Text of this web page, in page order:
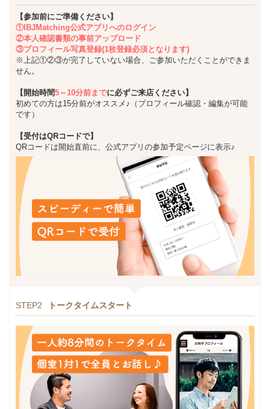
【参加前にご準備ください】
①IBJMatching公式アプリへのログイン
②本人確認書類の事前アップロード
③プロフィール写真登録(1枚登録必須となります)
※上記①②③が完了していない場合、ご参加いただくことができま
せん。
【開始時間5～10分前までに必ずご来店ください】
初めての方は15分前がオススメ♪（プロフィール確認・編集が可能
です）
【受付はQRコードで】
QRコードは開始直前に、公式アプリの参加予定ページに表示♪
STEP2 トークタイムスタート